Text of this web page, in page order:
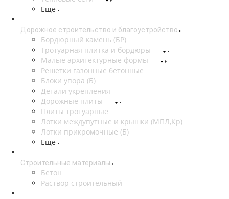
Еще
Дорожное строительство и благоустройство
Бордюрный камень (БР)
Тротуарная плитка и бордюры
Малые архитектурные формы
Решетки газонные бетонные
Блоки упора (Б)
Детали укрепления
Дорожные плиты
Плиты тротуарные
Лотки междупутные и крышки (МПЛ,Кр)
Лотки прикромочные (Б)
Еще
Строительные материалы
Бетон
Раствор строительный